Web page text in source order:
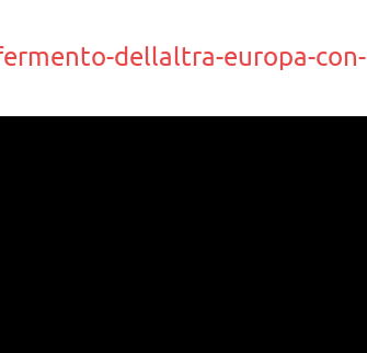
dellaltra-europa-con-